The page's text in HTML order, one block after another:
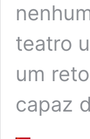
teatro
um
capaz